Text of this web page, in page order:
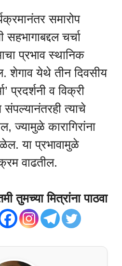
समारोप
चर्चा
प्रभाव स्थानिक
शेगाव येथे तीन दिवसीय
प्रदर्शनी व विक्री
संपल्यानंतरही त्याचे
ज्यामुळे कारागिरांना
या प्रभावामुळे
वाढतील.
तुमच्या मित्रांना पाठवा